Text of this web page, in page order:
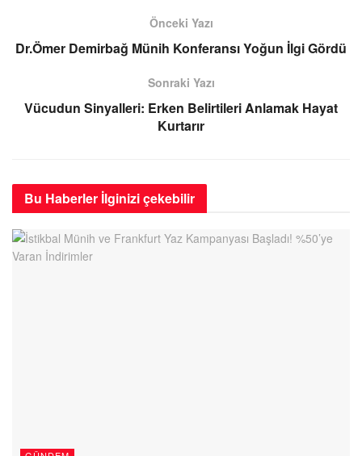
Önceki Yazı
Dr.Ömer Demirbağ Münih Konferansı Yoğun İlgi Gördü
Sonraki Yazı
Vücudun Sinyalleri: Erken Belirtileri Anlamak Hayat
Kurtarır
Bu Haberler İlginizi çekebilir